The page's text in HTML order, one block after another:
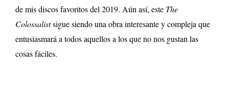
de mis discos favoritos del 2019. Aún así, este The
Colossalistsigue siendo una obra interesante y compleja que
entusiasmará a todos aquellos a los que no nos gustan las
cosas fáciles.